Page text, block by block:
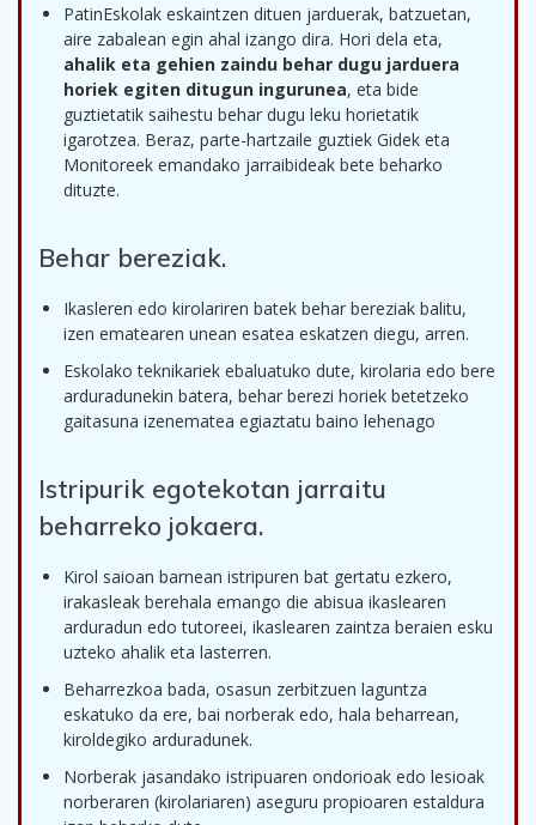
PatinEskolak eskaintzen dituen jarduerak, batzuetan,
aire zabalean egin ahal izango dira. Hori dela eta,
ahalik eta gehien zaindu behar dugu jarduera
horiek egiten ditugun ingurunea, eta bide
guztietatik saihestu behar dugu leku horietatik
igarotzea. Beraz, parte-hartzaile guztiek Gidek eta
Monitoreek emandako jarraibideak bete beharko
dituzte.
Behar bereziak.
Ikasleren edo kirolariren batek behar bereziak balitu,
izen ematearen unean esatea eskatzen diegu, arren.
Eskolako teknikariek ebaluatuko dute, kirolaria edo bere
arduradunekin batera, behar berezi horiek betetzeko
gaitasuna izenematea egiaztatu baino lehenago
Istripurik egotekotan jarraitu
beharreko jokaera.
Kirol saioan barnean istripuren bat gertatu ezkero,
irakasleak berehala emango die abisua ikaslearen
arduradun edo tutoreei, ikaslearen zaintza beraien esku
uzteko ahalik eta lasterren.
Beharrezkoa bada, osasun zerbitzuen laguntza
eskatuko da ere, bai norberak edo, hala beharrean,
kiroldegiko arduradunek.
Norberak jasandako istripuaren ondorioak edo lesioak
norberaren (kirolariaren) aseguru propioaren estaldura